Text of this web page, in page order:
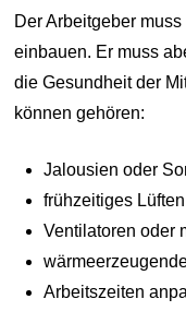
Der Arbeitgeber
einbauen. Er muss
die Gesundheit der
können gehören:
Jalousien oder
frühzeitiges Lüften
Ventilatoren oder
Arbeitszeiten